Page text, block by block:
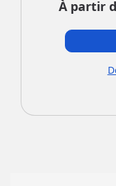
À partir